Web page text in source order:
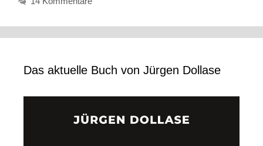
Das aktuelle Buch von Jürgen Dollase